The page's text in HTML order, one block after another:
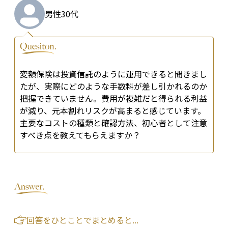
男性30代
変額保険は投資信託のように運用できると聞きまし
たが、実際にどのような手数料が差し引かれるのか
把握できていません。費用が複雑だと得られる利益
が減り、元本割れリスクが高まると感じています。
主要なコストの種類と確認方法、初心者として注意
すべき点を教えてもらえますか？
回答をひとことでまとめると...